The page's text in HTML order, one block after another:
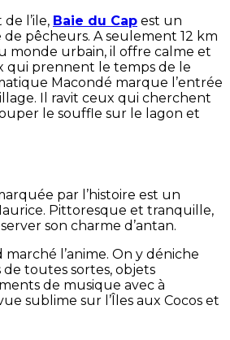
l’ile, Baie du Cap est un
pêcheurs. A seulement 12 km
monde urbain, il offre calme et
qui prennent le temps de le
Macondé marque l’entrée
Il ravit ceux qui cherchent
le souffle sur le lagon et
par l’histoire est un
Pittoresque et tranquille,
son charme d’antan.
l’anime. On y déniche
toutes sortes, objets
de musique avec à
sublime sur l’Îles aux Cocos et